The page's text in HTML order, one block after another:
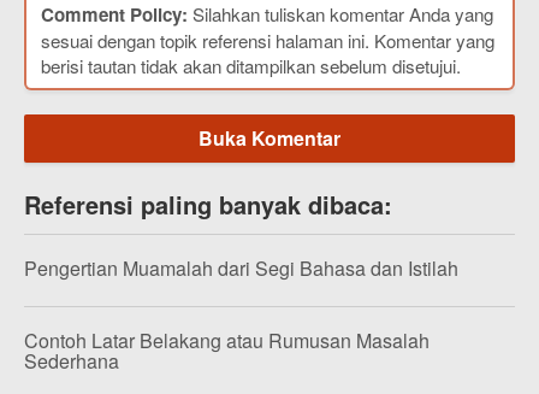
Comment Policy: Silahkan tuliskan komentar Anda yang
sesuai dengan topik referensi halaman ini. Komentar yang
berisi tautan tidak akan ditampilkan sebelum disetujui.
Buka Komentar
Referensi paling banyak dibaca:
Pengertian Muamalah dari Segi Bahasa dan Istilah
Contoh Latar Belakang atau Rumusan Masalah
Sederhana